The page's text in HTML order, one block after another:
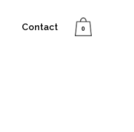
0
Contact